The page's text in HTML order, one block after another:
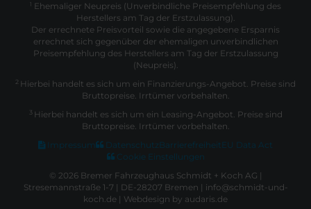
1 Ehemaliger Neupreis (Unverbindliche Preisempfehlung des
Herstellers am Tag der Erstzulassung).
Der errechnete Preisvorteil sowie die angegebene Ersparnis
errechnet sich gegenüber der ehemaligen unverbindlichen
Preisempfehlung des Herstellers am Tag der Erstzulassung
(Neupreis).
2 Hierbei handelt es sich um ein Finanzierungs-Angebot. Preise sind
Bruttopreise. Irrtümer vorbehalten.
3 Hierbei handelt es sich um ein Leasing-Angebot. Preise sind
Bruttopreise. Irrtümer vorbehalten.
Impressum
Datenschutz Barrierefreiheit EU Data Act
Cookie Einstellungen
© 2026 Bremer Fahrzeughaus Schmidt + Koch AG |
Stresemannstraße 1-7 | DE-28207 Bremen | info@schmidt-und-
koch.de | Webdesign by audaris.de